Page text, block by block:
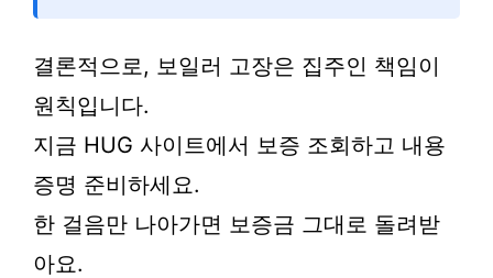
결론적으로, 보일러 고장은 집주인 책임이
원칙입니다.
지금 HUG 사이트에서 보증 조회하고 내용
증명 준비하세요.
한 걸음만 나아가면 보증금 그대로 돌려받
아요.